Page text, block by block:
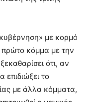
με κορμό
πρώτο κόμμα με την
ότι, αν
επιδιώξει το
με άλλα κόμματα,